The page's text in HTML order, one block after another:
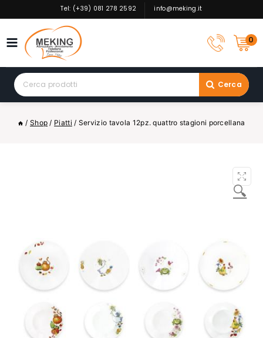
to
Tel: (+39) 081 278 2592 info@meking.it
0
Search
for:
Cerca
/ Shop / Piatti / Servizio tavola 12pz. quattro stagioni porcellana
🔍